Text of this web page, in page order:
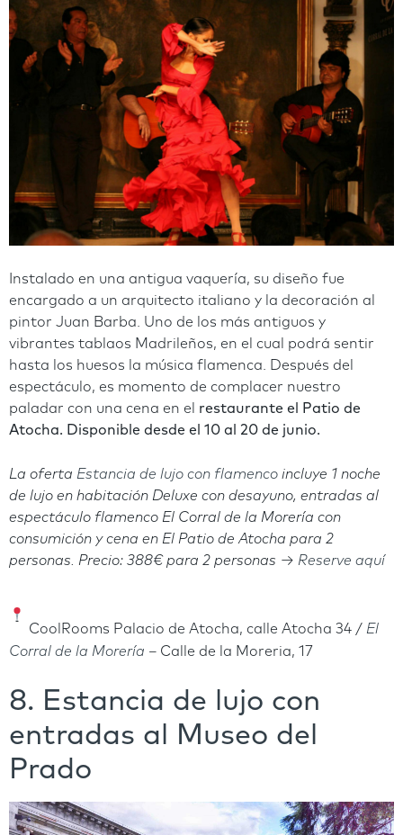
Instalado en una antigua vaquería, su diseño fue
encargado a un arquitecto italiano y la decoración al
pintor Juan Barba. Uno de los más antiguos y
vibrantes tablaos Madrileños, en el cual podrá sentir
hasta los huesos la música flamenca. Después del
espectáculo, es momento de complacer nuestro
paladar con una cena en el restaurante el Patio de
Atocha. Disponible desde el 10 al 20 de junio.
La oferta Estancia de lujo con flamenco incluye 1 noche
de lujo en habitación Deluxe con desayuno, entradas al
espectáculo flamenco El Corral de la Morería con
consumición y cena en El Patio de Atocha para 2
personas. Precio: 388€ para 2 personas → Reserve aquí
CoolRooms Palacio de Atocha, calle Atocha 34 / El
Corral de la Morería – Calle de la Moreria, 17
8. Estancia de lujo con
entradas al Museo del
Prado